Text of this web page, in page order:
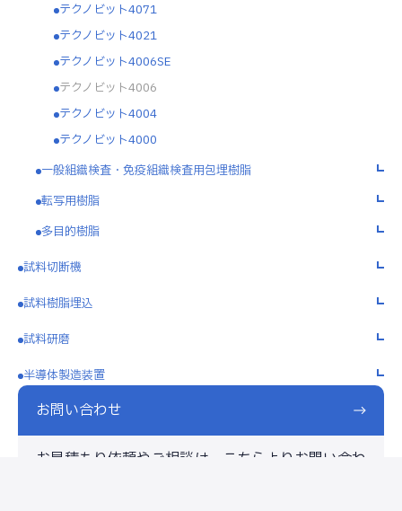
テクノビット4071
テクノビット4021
テクノビット4006SE
テクノビット4006
テクノビット4004
テクノビット4000
一般組織検査・免疫組織検査用包埋樹脂
転写用樹脂
多目的樹脂
試料切断機
試料樹脂埋込
試料研磨
半導体製造装置
お問い合わせ
お見積もり依頼やご相談は、こちらよりお問い合わ